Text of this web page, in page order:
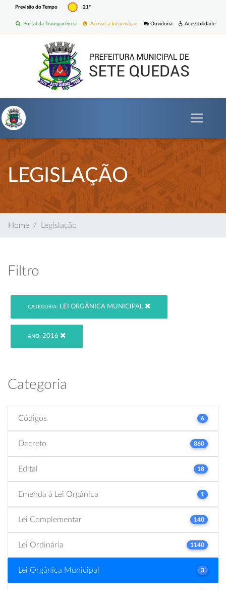
Previsão do Tempo 21º
Acessibilidade
Ouvidoria
Acesso à Informação
Portal da Transparência
LEGISLAÇÃO
Home Legislação
Filtro
CATEGORIA: LEI ORGÂNICA MUNICIPAL
ANO: 2016
Categoria
Códigos 6
Decreto 860
Edital 18
Emenda à Lei Orgânica 1
Lei Complementar 140
Lei Ordinária 1140
Lei Orgânica Municipal 3